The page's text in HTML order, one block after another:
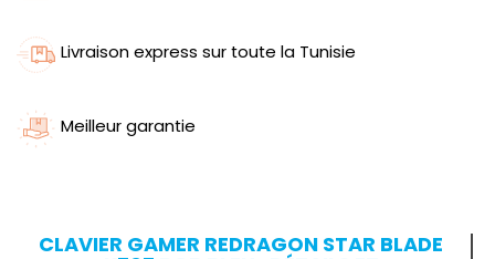
Livraison express sur toute la Tunisie
Meilleur garantie
CLAVIER GAMER REDRAGON STAR BLADE